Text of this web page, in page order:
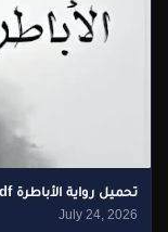
تحميل رواية الأباطرة pdf
July 24, 2026